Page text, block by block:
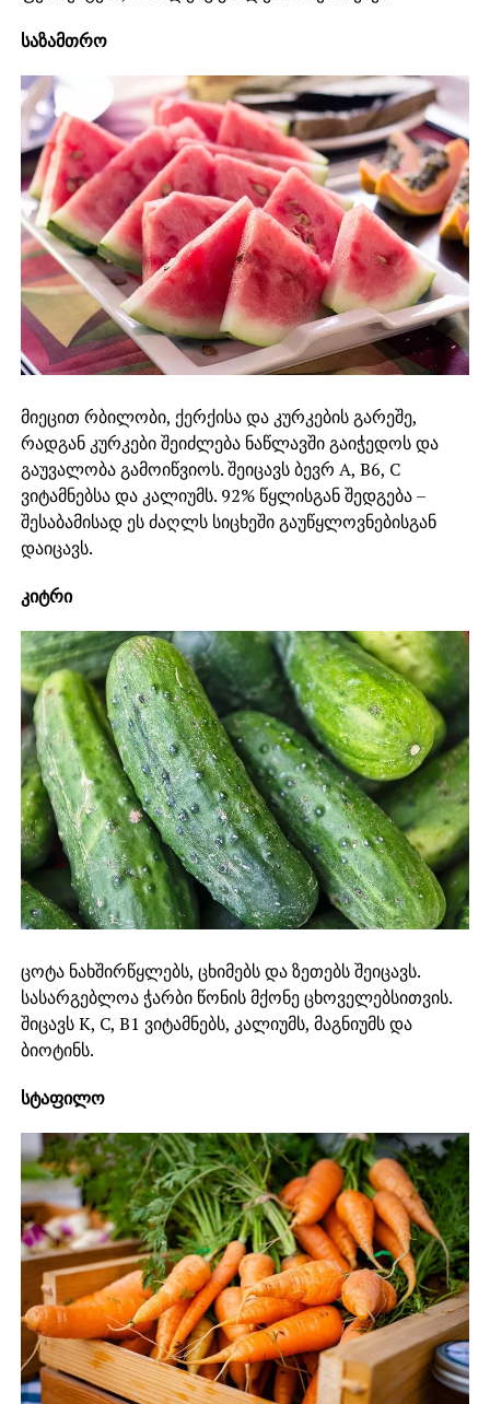
საზამთრო
მიეცით რბილობი, ქერქისა და კურკების გარეშე,
რადგან კურკები შეიძლება ნაწლავში გაიჭედოს და
გაუვალობა გამოიწვიოს. შეიცავს ბევრ А, В6, С
ვიტამნებსა და კალიუმს. 92% წყლისგან შედგება –
შესაბამისად ეს ძაღლს სიცხეში გაუწყლოვნებისგან
დაიცავს.
კიტრი
ცოტა ნახშირწყლებს, ცხიმებს და ზეთებს შეიცავს.
სასარგებლოა ჭარბი წონის მქონე ცხოველებსითვის.
შიცავს К, С, В1 ვიტამნებს, კალიუმს, მაგნიუმს და
ბიოტინს.
სტაფილო